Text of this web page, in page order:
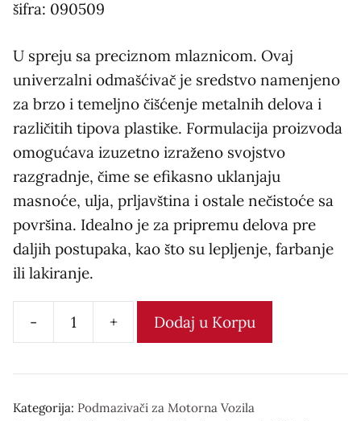
šifra: 090509
U spreju sa preciznom mlaznicom. Ovaj
univerzalni odmašćivač je sredstvo namenjeno
za brzo i temeljno čišćenje metalnih delova i
različitih tipova plastike. Formulacija proizvoda
omogućava izuzetno izraženo svojstvo
razgradnje, čime se efikasno uklanjaju
masnoće, ulja, prljavština i ostale nečistoće sa
površina. Idealno je za pripremu delova pre
daljih postupaka, kao što su lepljenje, farbanje
ili lakiranje.
-
Univerzalni
+ Dodaj u Korpu
Kategorija: Podmazivači za Motorna Vozila